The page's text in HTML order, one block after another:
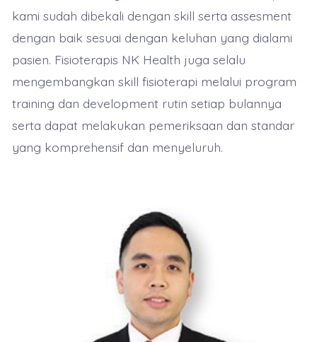
kami sudah dibekali dengan skill serta assesment
dengan baik sesuai dengan keluhan yang dialami
pasien. Fisioterapis NK Health juga selalu
mengembangkan skill fisioterapi melalui program
training dan development rutin setiap bulannya
serta dapat melakukan pemeriksaan dan standar
yang komprehensif dan menyeluruh.